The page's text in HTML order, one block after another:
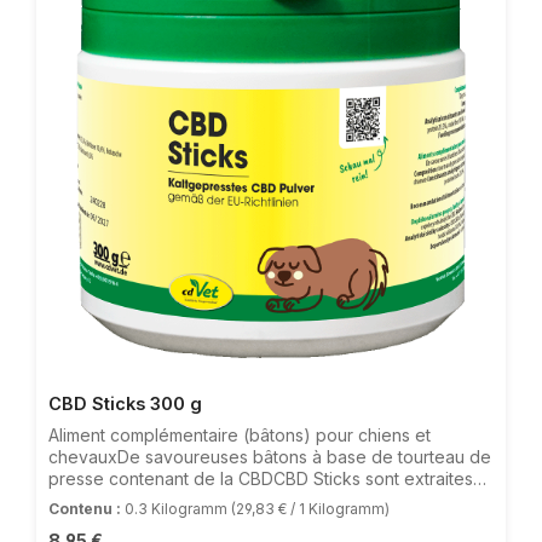
CBD Sticks 300 g
Aliment complémentaire (bâtons) pour chiens et
chevauxDe savoureuses bâtons à base de tourteau de
presse contenant de la CBDCBD Sticks sont extraites
des feuilles de la plante de chanvre grâce au procédé
spécial de de pression à froid de cdVet. CBD est
Contenu : 0.3 Kilogramm (29,83 € / 1 Kilogramm)
Prix régulier :